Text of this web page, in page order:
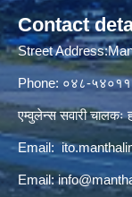
Contact
Street
Phone: ०४८-
एम्वुलेन्स सवारी
Email:
Email: